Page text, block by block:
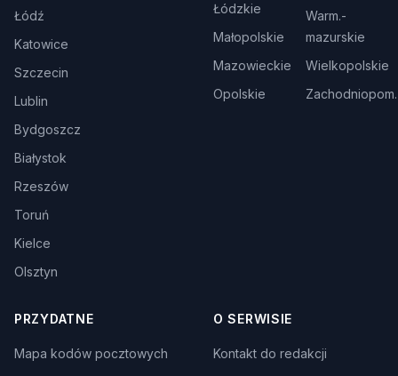
Łódź
Katowice
Szczecin
Lublin
Bydgoszcz
Białystok
Rzeszów
Toruń
Kielce
Olsztyn
Łódzkie
Małopolskie
Mazowieckie
Opolskie
Warm.-
mazurskie
Wielkopolskie
Zachodniopom.
PRZYDATNE
Mapa kodów pocztowych
O SERWISIE
Kontakt do redakcji